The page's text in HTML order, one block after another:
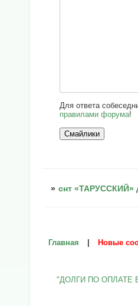
Для ответа
правилами форума!
» снт «ТАРУССКИЙ»
Главная | Новые
"ДОЛГИ ПО ОПЛАТЕ